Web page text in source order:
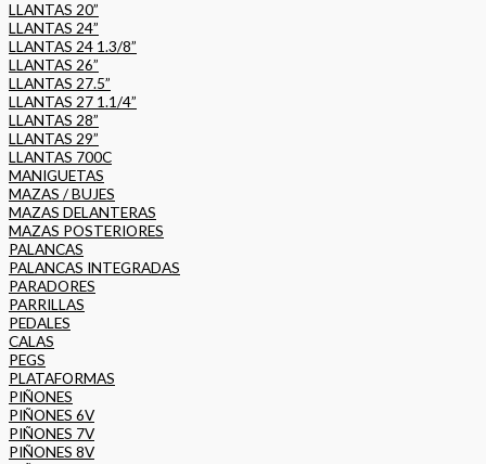
LLANTAS 20”
LLANTAS 24”
LLANTAS 24 1.3/8”
LLANTAS 26”
LLANTAS 27.5”
LLANTAS 27 1.1/4”
LLANTAS 28”
LLANTAS 29”
LLANTAS 700C
MANIGUETAS
MAZAS / BUJES
MAZAS DELANTERAS
MAZAS POSTERIORES
PALANCAS
PALANCAS INTEGRADAS
PARADORES
PARRILLAS
PEDALES
CALAS
PEGS
PLATAFORMAS
PIÑONES
PIÑONES 6V
PIÑONES 7V
PIÑONES 8V